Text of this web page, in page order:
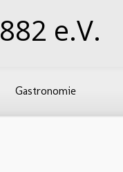
e.V.
Gastronomie